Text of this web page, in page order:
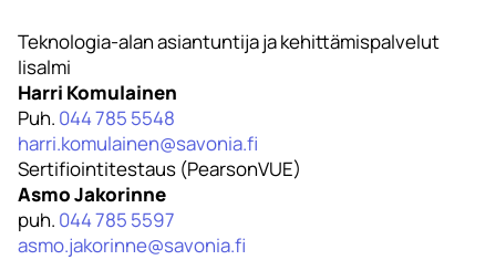
Teknologia-alan asiantuntija ja kehittämispalvelut
Iisalmi
Harri Komulainen
Puh. 044 785 5548
harri.komulainen@savonia.fi
Sertifiointitestaus (PearsonVUE)
Asmo Jakorinne
puh. 044 785 5597
asmo.jakorinne@savonia.fi